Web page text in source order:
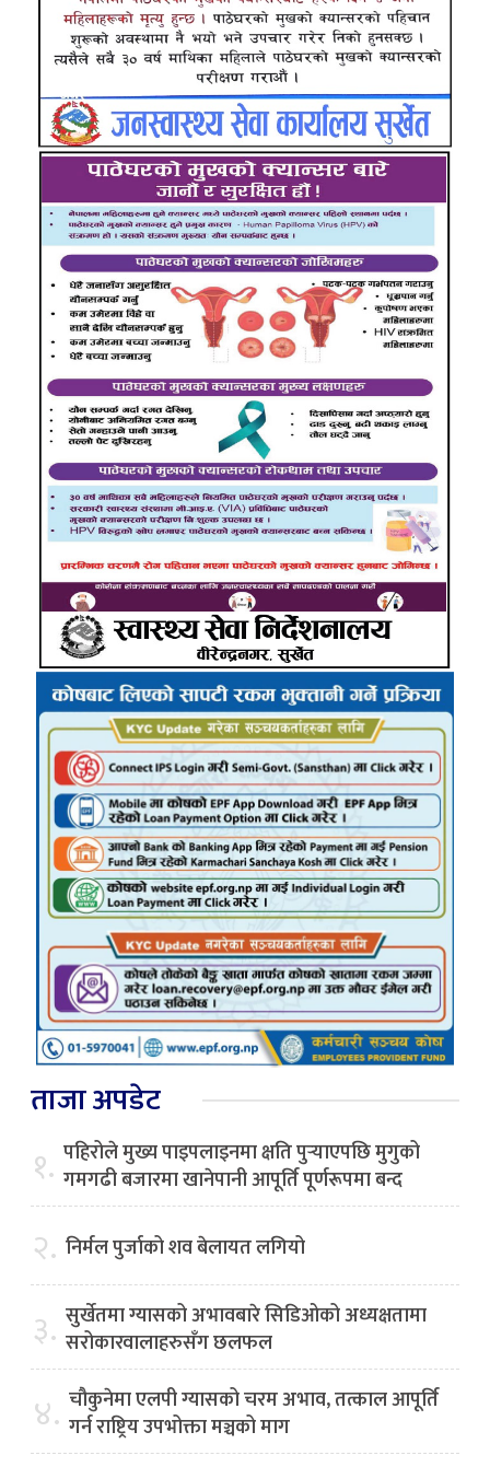
ताजा अपडेट
१. पहिरोले मुख्य पाइपलाइनमा क्षति पुर्‍याएपछि मुगुको
गमगढी बजारमा खानेपानी आपूर्ति पूर्णरूपमा बन्द
२. निर्मल पुर्जाको शव बेलायत लगियो
३. सुर्खेतमा ग्यासको अभावबारे सिडिओको अध्यक्षतामा
सरोकारवालाहरुसँग छलफल
४. चौकुनेमा एलपी ग्यासको चरम अभाव, तत्काल आपूर्ति
गर्न राष्ट्रिय उपभोक्ता मञ्चको माग